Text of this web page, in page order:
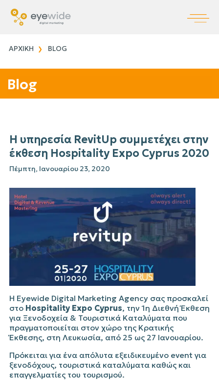
ΑΡΧΙΚΗ BLOG
Blog
Η υπηρεσία RevitUp συμμετέχει στην
έκθεση Hospitality Expo Cyprus 2020
Πέμπτη, Ιανουαρίου 23, 2020
Η Eyewide Digital Marketing Agency σας προσκαλεί
στο Hospitality Expo Cyprus, την 1η Διεθνή Έκθεση
για Ξενοδοχεία & Τουριστικά Καταλύματα που
πραγματοποιείται στον χώρο της Κρατικής
Έκθεσης, στη Λευκωσία, από 25 ως 27 Ιανουαρίου.
Πρόκειται για ένα απόλυτα εξειδικευμένο event για
ξενοδόχους, τουριστικά καταλύματα καθώς και
επαγγελματίες του τουρισμού.